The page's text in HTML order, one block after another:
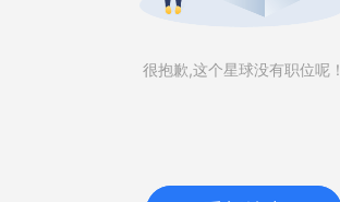
很抱歉,这个星球没有职位呢！